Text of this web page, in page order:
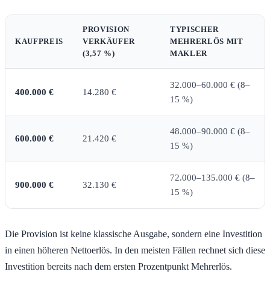
KAUFPREIS
PROVISION
VERKÄUFER
(3,57 %)
TYPISCHER
MEHRERLÖS MIT
MAKLER
400.000 € 14.280 €
32.000–60.000 € (8–
15 %)
600.000 € 21.420 €
48.000–90.000 € (8–
15 %)
900.000 € 32.130 €
72.000–135.000 € (8–
15 %)
Die Provision ist keine klassische Ausgabe, sondern eine Investition
in einen höheren Nettoerlös. In den meisten Fällen rechnet sich diese
Investition bereits nach dem ersten Prozentpunkt Mehrerlös.